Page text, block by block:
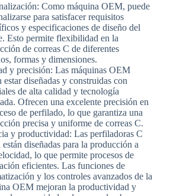
Como máquina OEM, puede
para satisfacer requisitos
y especificaciones de diseño del
Esto permite flexibilidad en la
de correas C de diferentes
formas y dimensiones.
y precisión: Las máquinas OEM
estar diseñadas y construidas con
de alta calidad y tecnología
Ofrecen una excelente precisión en
de perfilado, lo que garantiza una
precisa y uniforme de correas C.
y productividad: Las perfiladoras C
diseñadas para la producción a
lo que permite procesos de
eficientes. Las funciones de
y los controles avanzados de la
OEM mejoran la productividad y